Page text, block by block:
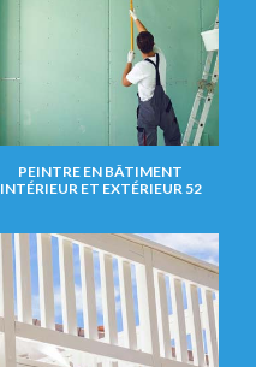
PEINTRE EN BÂTIMENT
INTÉRIEUR ET EXTÉRIEUR 52